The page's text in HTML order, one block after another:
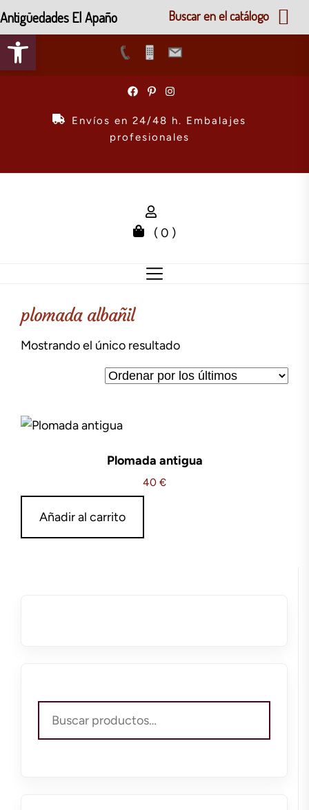
Abrir barra de herramientas
Envíos en 24/48 h. Embalajes
profesionales
( 0 )
plomada albañil
Mostrando el único resultado
Plomada antigua
40 €
Añadir al carrito
por:
Antigüedades El Apaño Buscar en el catálogo